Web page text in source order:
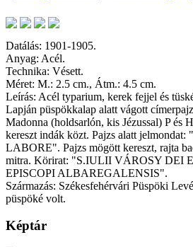
Datálás: 1901-1905.
Anyag: Acél.
Technika: Vésett.
Méret: M.: 2.5 cm., Átm.: 4.5 cm.
Leírás: Acél typarium, kerek fejjel és
Lapján püspökkalap alatt vágott
Madonna (holdsarlón, kis Jézussal) P és
kereszt indák közt. Pajzs alatt
LABORE". Pajzs mögött kereszt, rajta
mitra. Körirat: "S.IULII VÁROSY DEI
EPISCOPI ALBAREGALENSIS".
Származás: Székesfehérvári Püspöki
püspöké volt.
Képtár